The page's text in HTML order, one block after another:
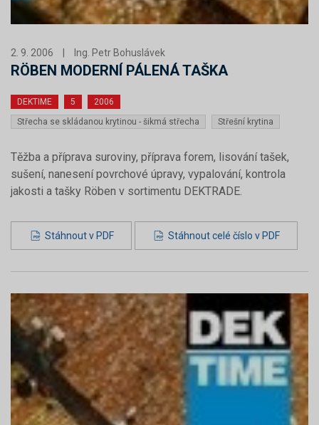
2. 9. 2006 Ing. Petr Bohuslávek
RÖBEN MODERNÍ PÁLENÁ TAŠKA
DEKTIME 5
2006
Střecha se skládanou krytinou - šikmá střecha
Střešní krytina
Těžba a příprava suroviny, příprava forem, lisování tašek,
sušení, nanesení povrchové úpravy, vypalování, kontrola
jakosti a tašky Röben v sortimentu DEKTRADE.
Stáhnout v PDF Stáhnout celé číslo v PDF